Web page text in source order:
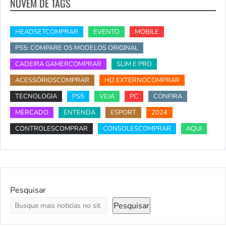
NUVEM DE TAGS
HEADSETCOMPRAR EVENTO
MOBILE
PS5: COMPARE OS MODELOS ORIGINAL
CADEIRA GAMERCOMPRAR
SLIM E PRO
ACESSÓRIOSCOMPRAR
HD EXTERNOCOMPRAR
TECNOLOGIA
PS5 VEJA PC
CONFIRA
MERCADO
ENTENDA ESPORT
2024
CONTROLESCOMPRAR
CONSOLESCOMPRAR AQUI
Pesquisar
Pesquisar